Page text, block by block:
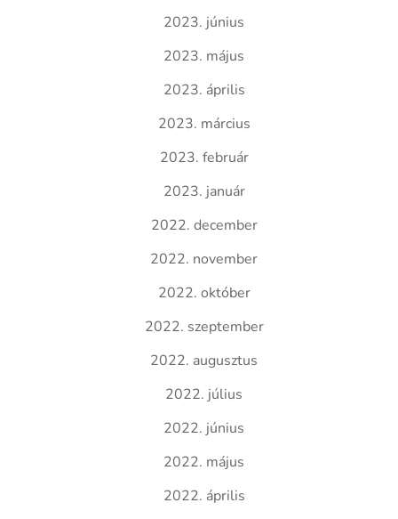
2023. június
2023. május
2023. április
2023. március
2023. február
2023. január
2022. december
2022. november
2022. október
2022. szeptember
2022. augusztus
2022. július
2022. június
2022. május
2022. április